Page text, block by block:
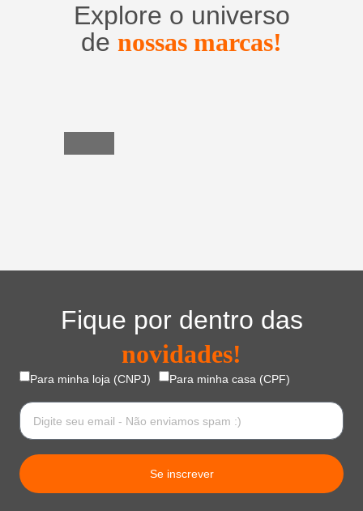
Explore o universo
de nossas marcas!
Fique por dentro das
novidades!
Para minha loja (CNPJ) Para minha casa (CPF)
Se inscrever